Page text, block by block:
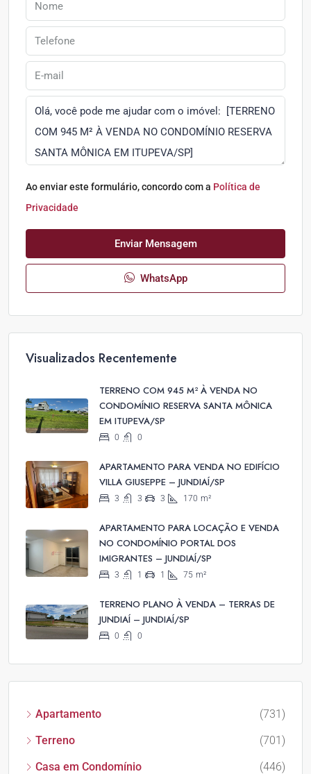
Ao enviar este formulário, concordo com a Política de
Privacidade
Enviar Mensagem
WhatsApp
Visualizados Recentemente
TERRENO COM 945 M² À VENDA NO
CONDOMÍNIO RESERVA SANTA MÔNICA
EM ITUPEVA/SP
0 0
APARTAMENTO PARA VENDA NO EDIFÍCIO
VILLA GIUSEPPE – JUNDIAÍ/SP
3 3 3 170 m²
APARTAMENTO PARA LOCAÇÃO E VENDA
NO CONDOMÍNIO PORTAL DOS
IMIGRANTES – JUNDIAÍ/SP
3 1 1 75 m²
TERRENO PLANO À VENDA – TERRAS DE
JUNDIAÍ – JUNDIAÍ/SP
0 0
Apartamento
(731)
Terreno
(701)
Casa em Condomínio
(446)